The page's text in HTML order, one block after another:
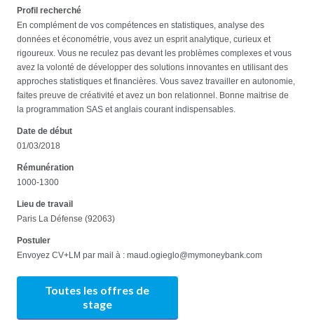
Profil recherché
En complément de vos compétences en statistiques, analyse des
données et économétrie, vous avez un esprit analytique, curieux et
rigoureux. Vous ne reculez pas devant les problèmes complexes et vous
avez la volonté de développer des solutions innovantes en utilisant des
approches statistiques et financières. Vous savez travailler en autonomie,
faites preuve de créativité et avez un bon relationnel. Bonne maitrise de
la programmation SAS et anglais courant indispensables.
Date de début
01/03/2018
Rémunération
1000-1300
Lieu de travail
Paris La Défense (92063)
Postuler
Envoyez CV+LM par mail à : maud.ogieglo@mymoneybank.com
Toutes les offres de
stage